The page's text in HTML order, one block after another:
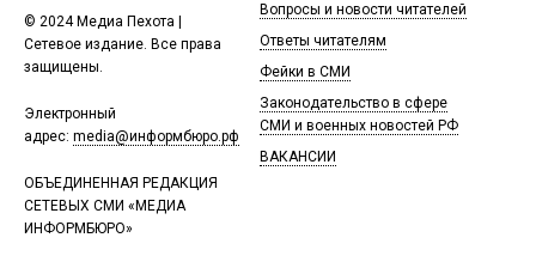
© 2024 Медиа Пехота |
Сетевое издание. Все права
защищены.
Электронный
адрес: media@информбюро.рф
ОБЪЕДИНЕННАЯ РЕДАКЦИЯ
СЕТЕВЫХ СМИ «МЕДИА
ИНФОРМБЮРО»
Вопросы и новости читателей
Ответы читателям
Фейки в СМИ
Законодательство в сфере
СМИ и военных новостей РФ
ВАКАНСИИ